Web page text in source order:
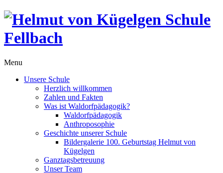
Menu
Unsere Schule
Herzlich willkommen
Zahlen und Fakten
Was ist Waldorfpädagogik?
Waldorfpädagogik
Anthroposophie
Geschichte unserer Schule
Bildergalerie 100. Geburtstag Helmut von
Kügelgen
Ganztagsbetreuung
Unser Team